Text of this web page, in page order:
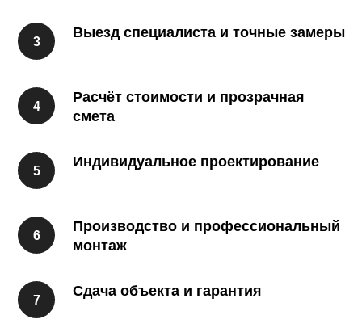
Выезд специалиста и точные замеры
Расчёт стоимости и прозрачная
смета
Индивидуальное проектирование
Производство и профессиональный
монтаж
Сдача объекта и гарантия